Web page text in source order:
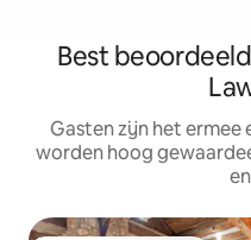
Best
Gasten zijn het ermee
worden hoog